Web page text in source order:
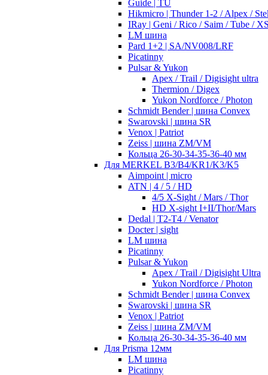
Guide | TU
Hikmicro | Thunder 1-2 / Alpex /
IRay | Geni / Rico / Saim / Tube /
LM шина
Pard 1+2 | SA/NV008/LRF
Picatinny
Pulsar & Yukon
Apex / Trail / Digisight ultra
Thermion / Digex
Yukon Nordforce / Photon
Schmidt Bender | шина Convex
Swarovski | шина SR
Venox | Patriot
Zeiss | шина ZM/VM
Кольца 26-30-34-35-36-40 мм
Для MERKEL B3/B4/KR1/K3/K5
Aimpoint | micro
ATN | 4 / 5 / HD
4/5 X-Sight / Mars / Thor
HD X-sight I+II/Thor/Mars
Dedal | T2-T4 / Venator
Docter | sight
LM шина
Picatinny
Pulsar & Yukon
Apex / Trail / Digisight Ultra
Yukon Nordforce / Photon
Schmidt Bender | шина Convex
Swarovski | шина SR
Venox | Patriot
Zeiss | шина ZM/VM
Кольца 26-30-34-35-36-40 мм
Для Prisma 12мм
LM шина
Picatinny